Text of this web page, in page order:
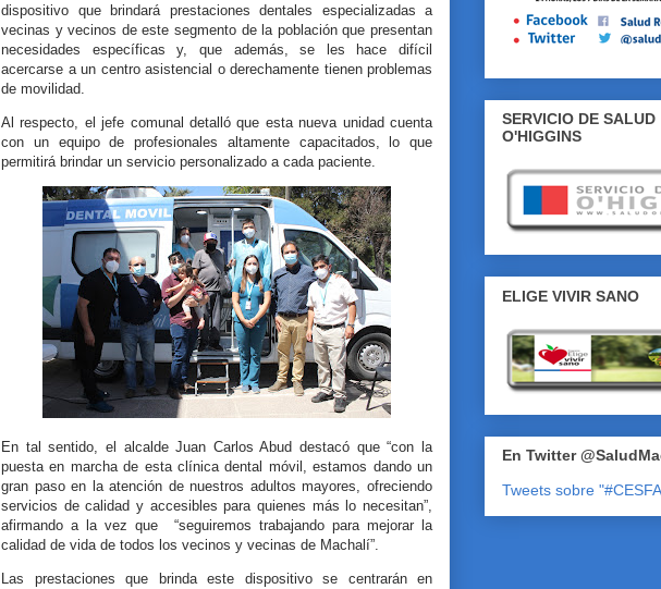
dispositivo que brindará prestaciones dentales especializadas a
vecinas y vecinos de este segmento de la población que presentan
necesidades específicas y, que además, se les hace difícil
acercarse a un centro asistencial o derechamente tienen problemas
de movilidad.
Al respecto, el jefe comunal detalló que esta nueva unidad cuenta
con un equipo de profesionales altamente capacitados, lo que
permitirá brindar un servicio personalizado a cada paciente.
En tal sentido, el alcalde Juan Carlos Abud destacó que “con la
puesta en marcha de esta clínica dental móvil, estamos dando un
gran paso en la atención de nuestros adultos mayores, ofreciendo
servicios de calidad y accesibles para quienes más lo necesitan”,
afirmando a la vez que “seguiremos trabajando para mejorar la
calidad de vida de todos los vecinos y vecinas de Machalí”.
Las prestaciones que brinda este dispositivo se centrarán en
SERVICIO DE SALUD
O'HIGGINS
ELIGE VIVIR SANO
En Twitter
Tweets sobre